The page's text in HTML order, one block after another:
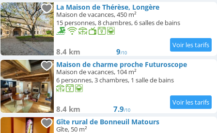
La Maison de Thérèse, Longère
Maison de vacances, 450 m²
15 personnes, 8 chambres, 6 salles de bains
8.4 km 9/10
Maison de charme proche Futuroscope
Maison de vacances, 104 m²
6 personnes, 3 chambres, 1 salle de bains
8.4 km 7.9/10
Gîte rural de Bonneuil Matours
Gîte, 50 m²